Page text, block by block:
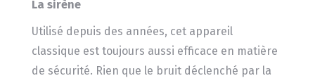
La sirène
Utilisé depuis des années, cet appareil
classique est toujours aussi efficace en matière
de sécurité. Rien que le bruit déclenché par la